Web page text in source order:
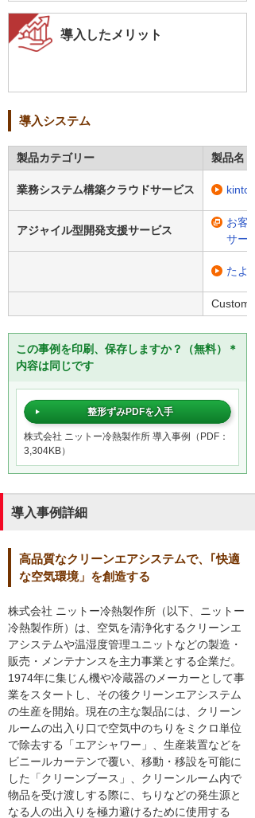
導入したメリット
導入システム
製品カテゴリー 製品名・
業務システム構築クラウドサービス
アジャイル型開発支援サービス
お客
サー
たよ
この事例を印刷、保存しますか？（無料）＊
内容は同じです
整形ずみPDFを入手
株式会社 ニットー冷熱製作所 導入事例（PDF：
3,304KB）
導入事例詳細
高品質なクリーンエアシステムで、｢快適
な空気環境」を創造する
株式会社 ニットー冷熱製作所（以下、ニットー
冷熱製作所）は、空気を清浄化するクリーンエ
アシステムや温湿度管理ユニットなどの製造・
販売・メンテナンスを主力事業とする企業だ。
1974年に集じん機や冷蔵器のメーカーとして事
業をスタートし、その後クリーンエアシステム
の生産を開始。現在の主な製品には、クリーン
ルームの出入り口で空気中のちりをミクロ単位
で除去する「エアシャワー」、生産装置などを
ビニールカーテンで覆い、移動・移設を可能に
した「クリーンブース」、クリーンルーム内で
物品を受け渡しする際に、ちりなどの発生源と
なる人の出入りを極力避けるために使用する